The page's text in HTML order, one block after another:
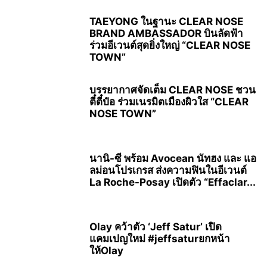
TAEYONG ในฐานะ CLEAR NOSE
BRAND AMBASSADOR บินลัดฟ้า
ร่วมอีเวนต์สุดยิ่งใหญ่ “CLEAR NOSE
TOWN”
บรรยากาศจัดเต็ม CLEAR NOSE ชวน
ตี๋ตี๋ป๋อ ร่วมเนรมิตเมืองผิวใส “CLEAR
NOSE TOWN”
นานิ-ซี พร้อม Avocean นัทฮง และ แอ
ลม่อนโปรเกรส ส่งความฟินในอีเวนต์
La Roche-Posay เปิดตัว “Effaclar...
Olay คว้าตัว ‘Jeff Satur’ เปิด
แคมเปญใหม่ #jeffsaturยกหน้า
ให้Olay